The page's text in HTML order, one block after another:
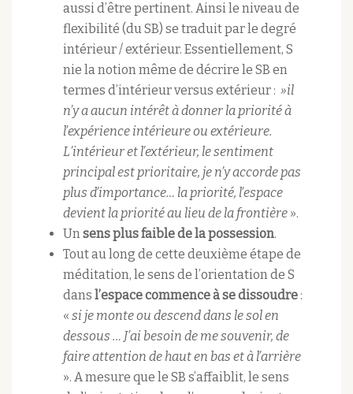
aussi d’être pertinent. Ainsi le niveau de
flexibilité (du SB) se traduit par le degré
intérieur / extérieur. Essentiellement, S
nie la notion même de décrire le SB en
termes d’intérieur versus extérieur : »il
n’y a aucun intérêt à donner la priorité à
l’expérience intérieure ou extérieure.
L’intérieur et l’extérieur, le sentiment
principal est prioritaire, je n’y accorde pas
plus d’importance… la priorité, l’espace
devient la priorité au lieu de la frontière ».
Unsens plus faible de la possession.
Tout au long de cette deuxième étape de
méditation, le sens de l’orientation de S
dans l’espace commence à se dissoudre :
« si je monte ou descend dans le sol en
dessous … J’ai besoin de me souvenir, de
faire attention de haut en bas et à l’arrière
». A mesure que le SB s’affaiblit, le sens